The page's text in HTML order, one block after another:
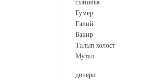
Гумер
Галий
Бакир
Талып холост
Мутал
дочери